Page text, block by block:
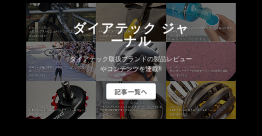
ダイアテック ジャ
ーナル
ダイアテック取扱ブランドの製品レビュー
やコンテンツを連載!!
記事一覧へ